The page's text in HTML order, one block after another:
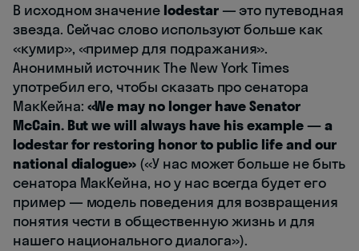
В исходном значение lodestar— это путеводная
звезда. Сейчас слово используют больше как
«кумир», «пример для подражания».
Анонимный источник The New York Times
употребил его, чтобы сказать про сенатора
МакКейна: «We may no longer have Senator
McCain. But we will always have his example — a
lodestar for restoring honor to public life and our
national dialogue» («У нас может больше не быть
сенатора МакКейна, но у нас всегда будет его
пример — модель поведения для возвращения
понятия чести в общественную жизнь и для
нашего национального диалога»).